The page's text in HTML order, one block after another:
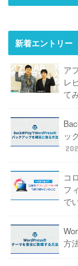
新着エントリー
ア
レ
て
ッ
コ
フ
で
方